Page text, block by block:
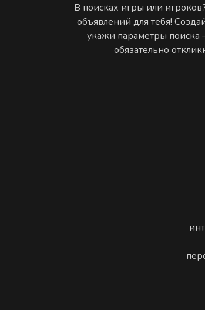
В поисках игры или
объявлений для тебя!
укажи параметры
обязательно